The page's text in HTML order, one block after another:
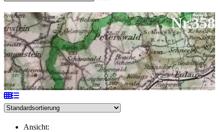
durchsuchen
Nr.358
Ansicht: